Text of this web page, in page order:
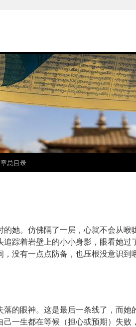
总目录
的她。仿佛隔了一层，心就不会从
踪着岩壁上的小小身影，眼看她过
没有一点点防备，也压根没意识到
的眼神。这是最后一条线了，而她
一生都在等候（担心或预期）失败